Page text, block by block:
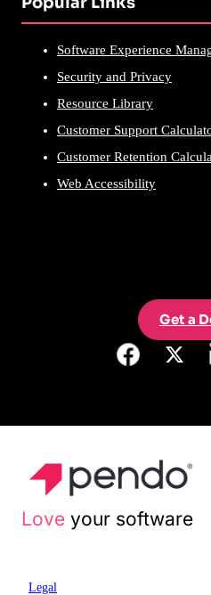
Software Experience
Security and Privacy
Resource Library
Customer Support
Customer Retention
Web Accessibility
Get a
Love your software
Legal